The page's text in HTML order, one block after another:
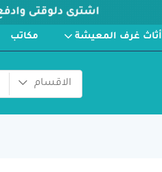
أثاث غرف المعيشة مكاتب
الاقسام